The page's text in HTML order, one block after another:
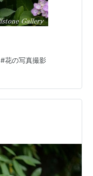
#花の写真撮影